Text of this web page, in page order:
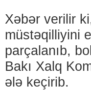
Xəbər verilir
müstəqilliyini
parçalanıb,
Bakı Xalq
ələ keçirib.